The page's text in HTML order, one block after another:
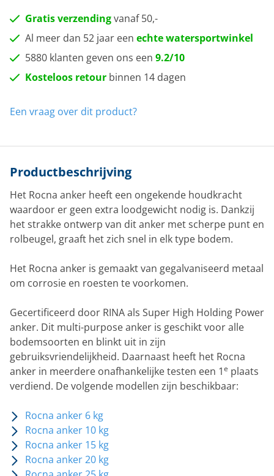
Gratis verzendingvanaf 50,-
Al meer dan 52 jaar een echte watersportwinkel
5880 klanten geven ons een 9.2/10
Kosteloos retour binnen 14 dagen
Een vraag over dit product?
Productbeschrijving
Het Rocna anker heeft een ongekende houdkracht
waardoor er geen extra loodgewicht nodig is. Dankzij
het strakke ontwerp van dit anker met scherpe punt en
rolbeugel, graaft het zich snel in elk type bodem.
Het Rocna anker is gemaakt van gegalvaniseerd metaal
om corrosie en roesten te voorkomen.
Gecertificeerd door RINA als Super High Holding Power
anker. Dit multi-purpose anker is geschikt voor alle
bodemsoorten en blinkt uit in zijn
gebruiksvriendelijkheid. Daarnaast heeft het Rocna
anker in meerdere onafhankelijke testen een 1e plaats
verdiend. De volgende modellen zijn beschikbaar:
Rocna anker 6 kg
Rocna anker 10 kg
Rocna anker 15 kg
Rocna anker 20 kg